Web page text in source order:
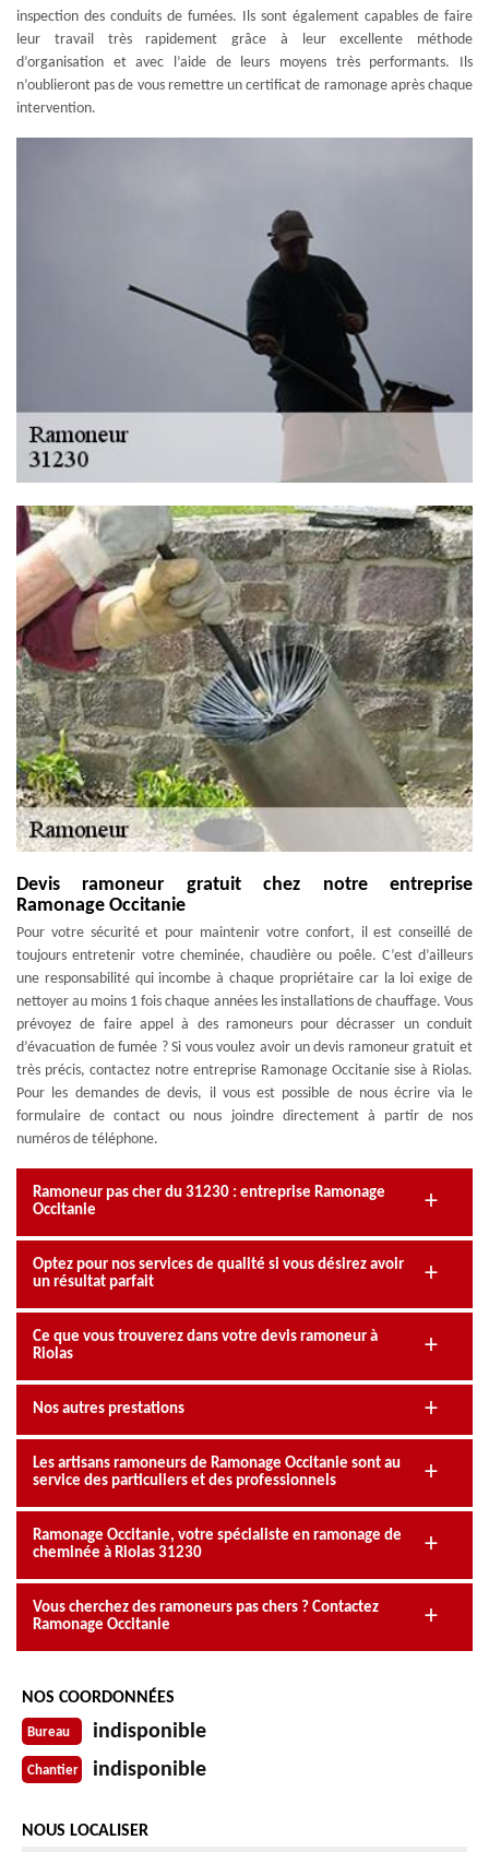
inspection des conduits de fumées. Ils sont également capables de faire
leur travail très rapidement grâce à leur excellente méthode
d’organisation et avec l’aide de leurs moyens très performants. Ils
n’oublieront pas de vous remettre un certificat de ramonage après chaque
intervention.
Devis ramoneur gratuit chez notre entreprise
Ramonage Occitanie
Pour votre sécurité et pour maintenir votre confort, il est conseillé de
toujours entretenir votre cheminée, chaudière ou poêle. C’est d’ailleurs
une responsabilité qui incombe à chaque propriétaire car la loi exige de
nettoyer au moins 1 fois chaque années les installations de chauffage. Vous
prévoyez de faire appel à des ramoneurs pour décrasser un conduit
d’évacuation de fumée ? Si vous voulez avoir un devis ramoneur gratuit et
très précis, contactez notre entreprise Ramonage Occitanie sise à Riolas.
Pour les demandes de devis, il vous est possible de nous écrire via le
formulaire de contact ou nous joindre directement à partir de nos
numéros de téléphone.
Ramoneur pas cher du 31230 : entreprise Ramonage
Occitanie
Optez pour nos services de qualité si vous désirez avoir
un résultat parfait
Ce que vous trouverez dans votre devis ramoneur à
Riolas
Nos autres prestations
Les artisans ramoneurs de Ramonage Occitanie sont au
service des particuliers et des professionnels
Ramonage Occitanie, votre spécialiste en ramonage de
cheminée à Riolas 31230
Vous cherchez des ramoneurs pas chers ? Contactez
Ramonage Occitanie
NOS COORDONNÉES
Bureau indisponible
Chantier indisponible
NOUS LOCALISER